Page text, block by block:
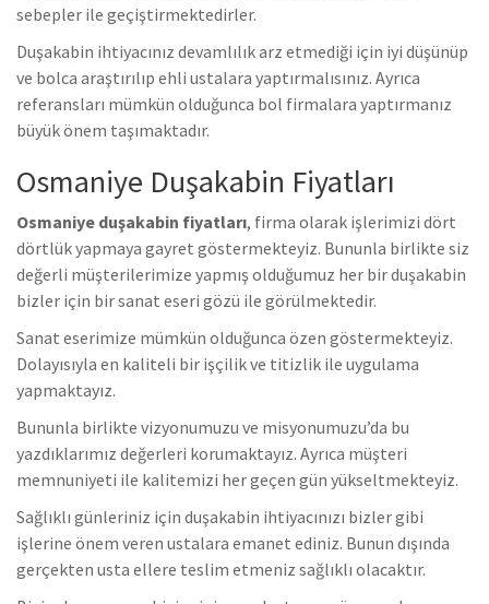
sebepler ile geçiştirmektedirler.
Duşakabin ihtiyacınız devamlılık arz etmediği için iyi düşünüp
ve bolca araştırılıp ehli ustalara yaptırmalısınız. Ayrıca
referansları mümkün olduğunca bol firmalara yaptırmanız
büyük önem taşımaktadır.
Osmaniye Duşakabin Fiyatları
Osmaniye duşakabin fiyatları, firma olarak işlerimizi dört
dörtlük yapmaya gayret göstermekteyiz. Bununla birlikte siz
değerli müşterilerimize yapmış olduğumuz her bir duşakabin
bizler için bir sanat eseri gözü ile görülmektedir.
Sanat eserimize mümkün olduğunca özen göstermekteyiz.
Dolayısıyla en kaliteli bir işçilik ve titizlik ile uygulama
yapmaktayız.
Bununla birlikte vizyonumuzu ve misyonumuzu’da bu
yazdıklarımız değerleri korumaktayız. Ayrıca müşteri
memnuniyeti ile kalitemizi her geçen gün yükseltmekteyiz.
Sağlıklı günleriniz için duşakabin ihtiyacınızı bizler gibi
işlerine önem veren ustalara emanet ediniz. Bunun dışında
gerçekten usta ellere teslim etmeniz sağlıklı olacaktır.